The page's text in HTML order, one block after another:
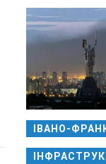
ІВАНО-